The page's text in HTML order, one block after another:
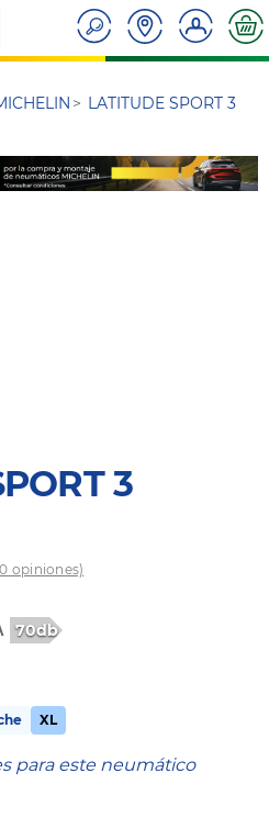
LATITUDE SPORT 3
3
opiniones)
70db
XL
para este neumático